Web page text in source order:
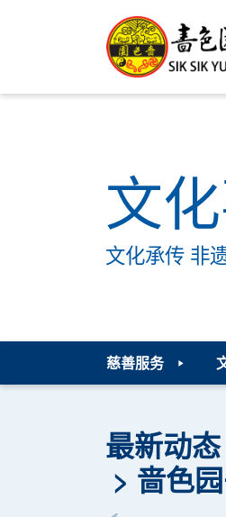
文
文化承传 非
慈善服务
最新动态
啬色